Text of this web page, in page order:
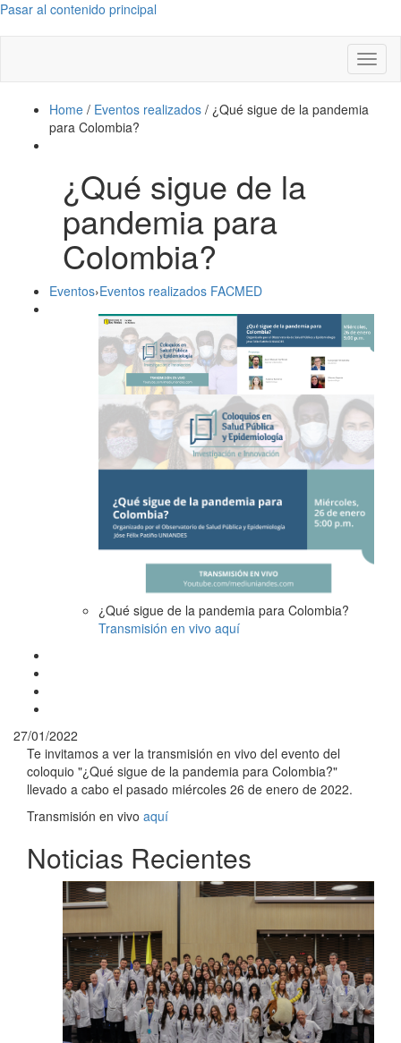
Pasar al contenido principal
Home / Eventos realizados / ¿Qué sigue de la pandemia
para Colombia?
¿Qué sigue de la
pandemia para
Colombia?
Eventos›Eventos realizados FACMED
¿Qué sigue de la pandemia para Colombia?
Transmisión en vivo aquí
27/01/2022
Te invitamos a ver la transmisión en vivo del evento del
coloquio "¿Qué sigue de la pandemia para Colombia?"
llevado a cabo el pasado miércoles 26 de enero de 2022.
Transmisión en vivo aquí
Noticias Recientes